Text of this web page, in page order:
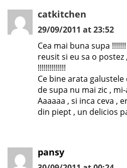
catkitchen
29/09/2011 at 23:52
Cea mai buna supa
reusit si eu sa o
!!!!!!!!!!!!!!
Ce bine arata
de supa nu mai zic ,
Aaaaaa , si inca ceva ,
din piept , un delicios
pansy